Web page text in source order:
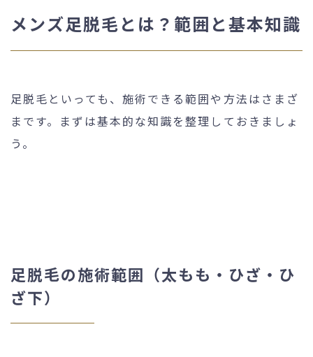
メンズ足脱毛とは？範囲と基本知識
足脱毛といっても、施術できる範囲や方法はさまざ
まです。まずは基本的な知識を整理しておきましょ
う。
足脱毛の施術範囲（太もも・ひざ・ひ
ざ下）